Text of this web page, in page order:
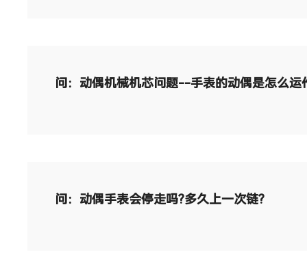
问：动偶机械机芯问题--手表的动偶是怎么运
问：动偶手表会停走吗?多久上一次链?